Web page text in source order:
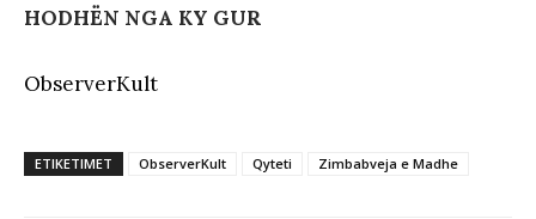
HODHËN NGA KY GUR
ObserverKult
ETIKETIMET ObserverKult Qyteti Zimbabveja e Madhe